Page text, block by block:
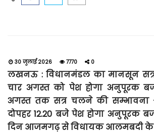
30 जुलाई 2026 7770 0
लखनऊ : विधानमंडल का मानसून
चार अगस्त को पेश होगा अनुपूरक
अगस्त तक सत्र चलने की सम्भावना
दोपहर 12.20 बजे पेश होगा अनुपूरक
दिन आजमगढ़ से विधायक आलमबदी